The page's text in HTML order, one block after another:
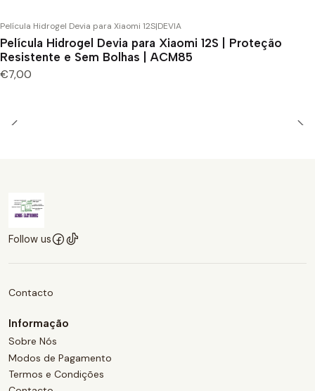
Película Hidrogel Devia para Xiaomi 12S|DEVIA
Película Hidrogel Devia para Xiaomi 12S | Proteção
Resistente e Sem Bolhas | ACM85
€7,00
Follow us
Contacto
Informação
Sobre Nós
Modos de Pagamento
Termos e Condições